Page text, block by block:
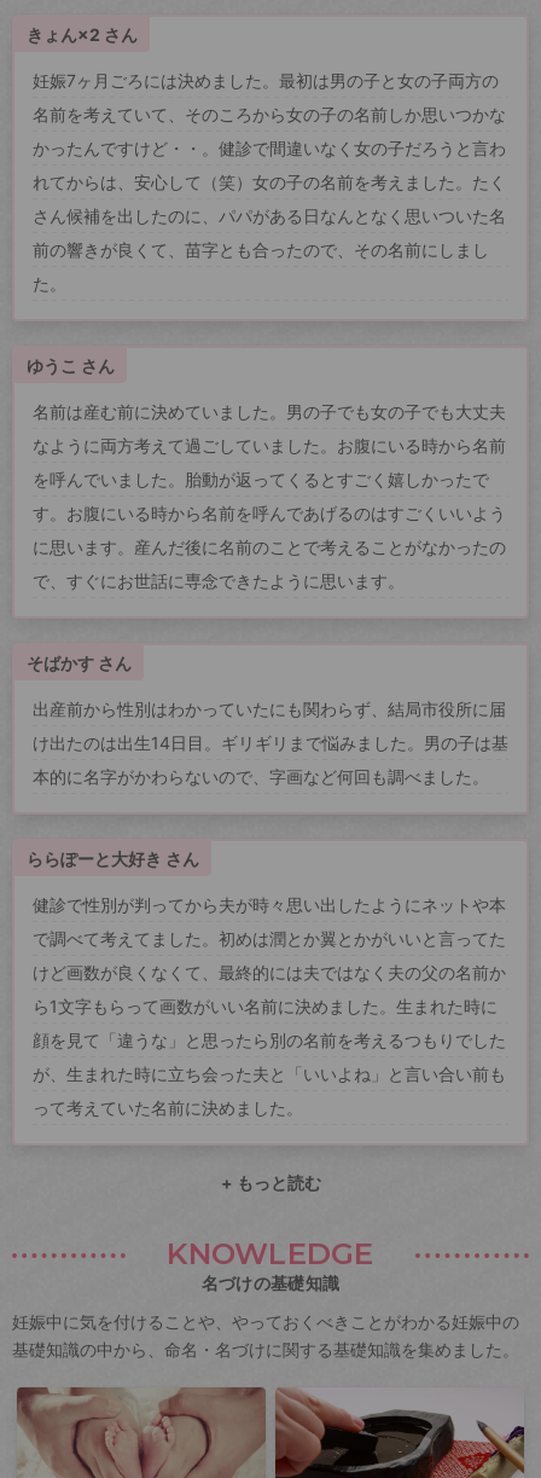
きょん×2 さん
妊娠7ヶ月ごろには決めました。最初は男の子と女の子両方の
名前を考えていて、そのころから女の子の名前しか思いつかな
かったんですけど・・。健診で間違いなく女の子だろうと言わ
れてからは、安心して（笑）女の子の名前を考えました。たく
さん候補を出したのに、パパがある日なんとなく思いついた名
前の響きが良くて、苗字とも合ったので、その名前にしまし
た。
ゆうこ さん
名前は産む前に決めていました。男の子でも女の子でも大丈夫
なように両方考えて過ごしていました。お腹にいる時から名前
を呼んでいました。胎動が返ってくるとすごく嬉しかったで
す。お腹にいる時から名前を呼んであげるのはすごくいいよう
に思います。産んだ後に名前のことで考えることがなかったの
で、すぐにお世話に専念できたように思います。
そばかす さん
出産前から性別はわかっていたにも関わらず、結局市役所に届
け出たのは出生14日目。ギリギリまで悩みました。男の子は基
本的に名字がかわらないので、字画など何回も調べました。
ららぽーと大好き さん
健診で性別が判ってから夫が時々思い出したようにネットや本
で調べて考えてました。初めは潤とか翼とかがいいと言ってた
けど画数が良くなくて、最終的には夫ではなく夫の父の名前か
ら1文字もらって画数がいい名前に決めました。生まれた時に
顔を見て「違うな」と思ったら別の名前を考えるつもりでした
が、生まれた時に立ち会った夫と「いいよね」と言い合い前も
って考えていた名前に決めました。
+ もっと読む
KNOWLEDGE
名づけの基礎知識
妊娠中に気を付けることや、やっておくべきことがわかる妊娠中の
基礎知識の中から、命名・名づけに関する基礎知識を集めました。